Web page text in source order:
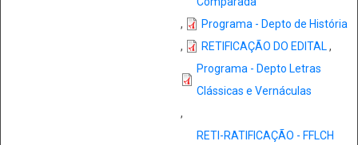
,
Programa - Depto de História
,
RETIFICAÇÃO DO EDITAL ,
Programa - Depto Letras
Clássicas e Vernáculas
,
RETI-RATIFICAÇÃO - FFLCH